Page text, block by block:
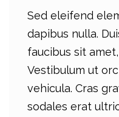
Sed eleifend
dapibus nulla.
faucibus sit
Vestibulum ut
vehicula. Cras
sodales erat